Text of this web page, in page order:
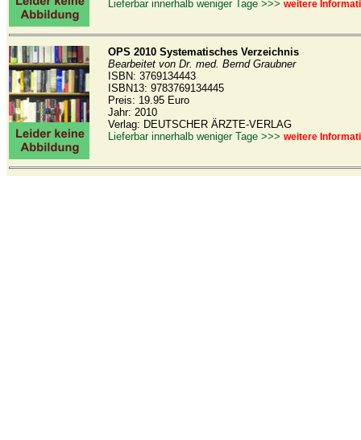
Lieferbar innerhalb weniger Tage >>> weitere
OPS 2010 Systematisches Verzeichnis
Bearbeitet von Dr. med. Bernd Graubner
ISBN: 3769134443
ISBN13: 9783769134445
Preis: 19.95 Euro
Jahr: 2010
Verlag: DEUTSCHER ÄRZTE-VERLAG
Lieferbar innerhalb weniger Tage >>> weitere